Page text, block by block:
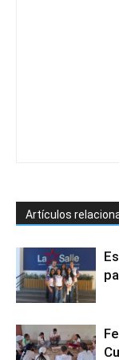
Artículos